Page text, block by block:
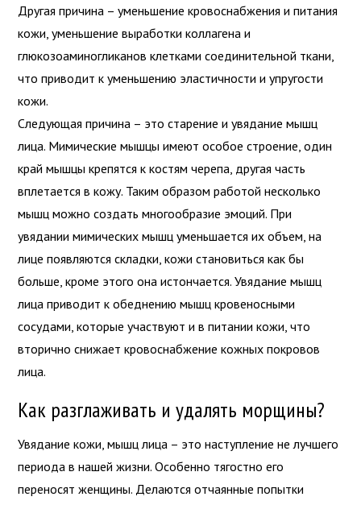
Другая причина – уменьшение кровоснабжения и питания
кожи, уменьшение выработки коллагена и
глюкозоаминогликанов клетками соединительной ткани,
что приводит к уменьшению эластичности и упругости
кожи.
Следующая причина – это старение и увядание мышц
лица. Мимические мышцы имеют особое строение, один
край мышцы крепятся к костям черепа, другая часть
вплетается в кожу. Таким образом работой несколько
мышц можно создать многообразие эмоций. При
увядании мимических мышц уменьшается их объем, на
лице появляются складки, кожи становиться как бы
больше, кроме этого она истончается. Увядание мышц
лица приводит к обеднению мышц кровеносными
сосудами, которые участвуют и в питании кожи, что
вторично снижает кровоснабжение кожных покровов
лица.
Как разглаживать и удалять морщины?
Увядание кожи, мышц лица – это наступление не лучшего
периода в нашей жизни. Особенно тягостно его
переносят женщины. Делаются отчаянные попытки